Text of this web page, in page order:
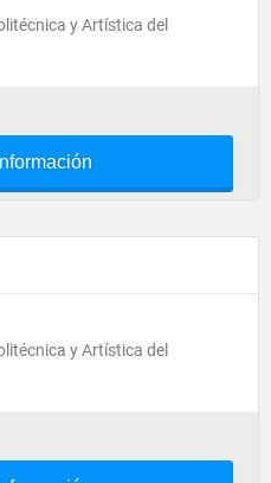
y Artística del
y Artística del